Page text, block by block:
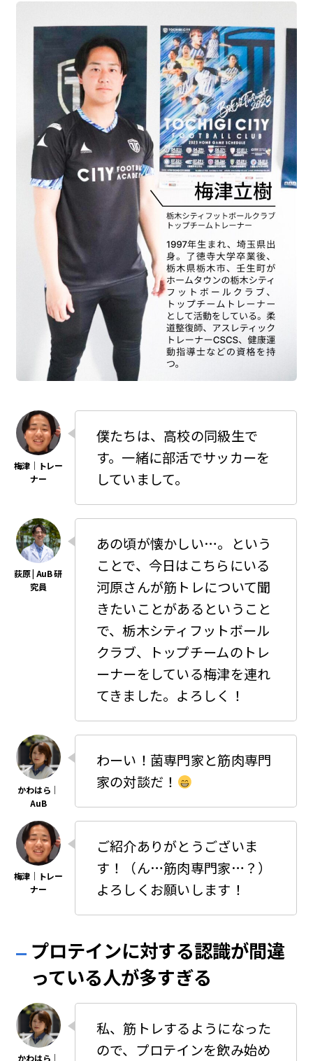
僕たちは、高校の同級生で
す。一緒に部活でサッカーを
していまして。
あの頃が懐かしい…。という
ことで、今日はこちらにいる
河原さんが筋トレについて聞
きたいことがあるということ
で、栃木シティフットボール
クラブ、トップチームのトレ
ーナーをしている梅津を連れ
てきました。よろしく！
わーい！菌専門家と筋肉専門
家の対談だ！
ご紹介ありがとうございま
す！（ん…筋肉専門家…？）
よろしくお願いします！
プロテインに対する認識が間違
っている人が多すぎる
私、筋トレするようになった
ので、プロテインを飲み始め